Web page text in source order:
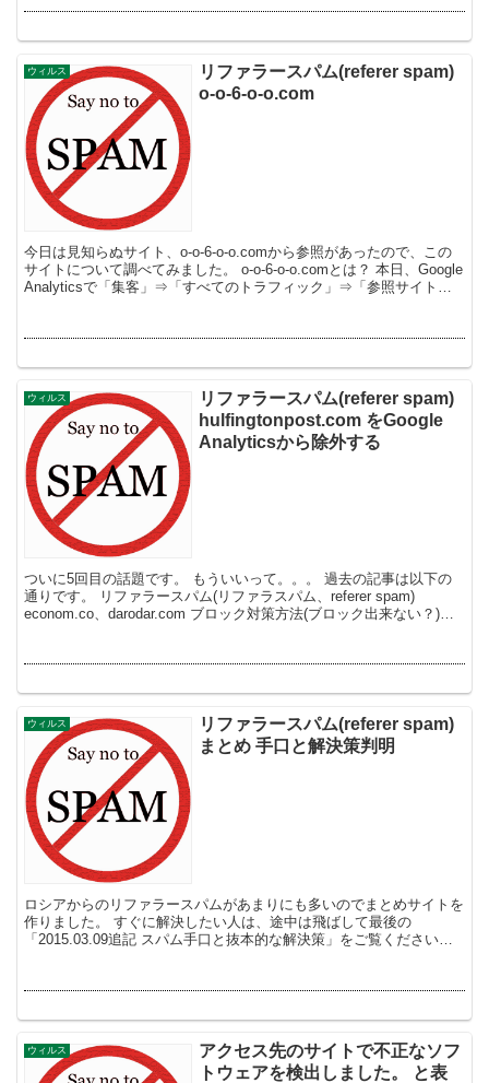
ウィルス
リファラースパム(referer spam)
o-o-6-o-o.com
今日は見知らぬサイト、o-o-6-o-o.comから参照があったので、この
サイトについて調べてみました。 o-o-6-o-o.comとは？ 本日、Google
Analyticsで「集客」⇒「すべてのトラフィック」⇒「参照サイト」
ウィルス
リファラースパム(referer spam)
hulfingtonpost.com をGoogle
Analyticsから除外する
ついに5回目の話題です。 もういいって。。。 過去の記事は以下の
通りです。 リファラースパム(リファラスパム、referer spam)
econom.co、darodar.com ブロック対策方法(ブロック出来ない？)
ウィルス
リファラースパム(referer spam)
まとめ 手口と解決策判明
ロシアからのリファラースパムがあまりにも多いのでまとめサイトを
作りました。 すぐに解決したい人は、途中は飛ばして最後の
「2015.03.09追記 スパム手口と抜本的な解決策」をご覧ください。
ウィルス
アクセス先のサイトで不正なソフ
トウェアを検出しました。 と表